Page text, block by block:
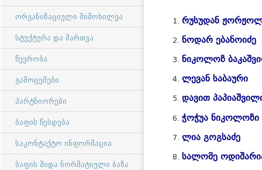
ორგანიზაციული მიმოხილვა
სტუქტურა და მართვა
წევრობა
გამოცემები
პარტნიორები
ბაფის წესდება
საკონტაქტო ინფორმაცია
ბაფის შიდა ნორმატიული ბაზა
რუსუდან
ნოდარ ებანოიძე
ნიკოლოზ
ლევან საბაური
დავით
ჭოჭუა ნიკოლოზი
ლია გოგსაძე
სალომე